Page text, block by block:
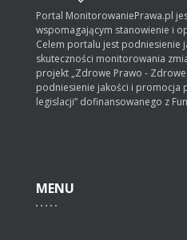
Portal MonitorowaniePrawa.pl
wspomagającym stanowienie i
Celem portalu jest podniesienie
skuteczności monitorowania
projekt „Zdrowe Prawo -
podniesienie jakości i promocja
legislacji” dofinansowanego z
MENU